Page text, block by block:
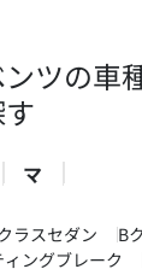
ツの車
マ
ラスセダン
B
ングブレーク